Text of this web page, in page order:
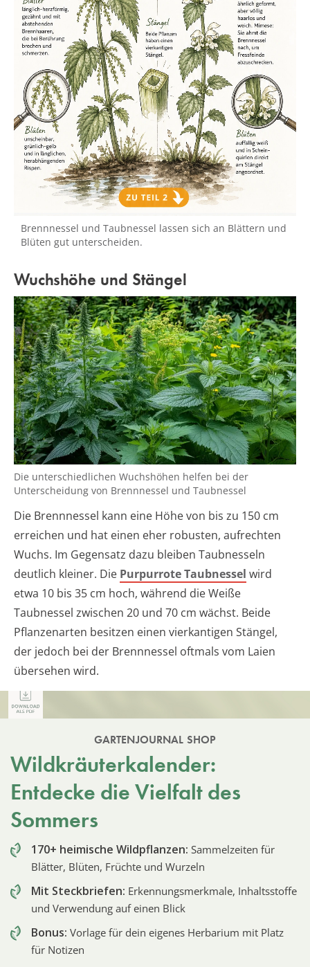
Brennnessel und Taubnessel lassen sich an Blättern und
Blüten gut unterscheiden.
Wuchshöhe und Stängel
Die unterschiedlichen Wuchshöhen helfen bei der
Unterscheidung von Brennnessel und Taubnessel
Die Brennnessel kann eine Höhe von bis zu 150 cm
erreichen und hat einen eher robusten, aufrechten
Wuchs. Im Gegensatz dazu bleiben Taubnesseln
deutlich kleiner. Die Purpurrote Taubnessel wird
etwa 10 bis 35 cm hoch, während die Weiße
Taubnessel zwischen 20 und 70 cm wächst. Beide
Pflanzenarten besitzen einen vierkantigen Stängel,
der jedoch bei der Brennnessel oftmals vom Laien
übersehen wird.
GARTENJOURNAL SHOP
Wildkräuterkalender:
Entdecke die Vielfalt des
Sommers
170+ heimische Wildpflanzen: Sammelzeiten für
Blätter, Blüten, Früchte und Wurzeln
Mit Steckbriefen: Erkennungsmerkmale, Inhaltsstoffe
und Verwendung auf einen Blick
Bonus: Vorlage für dein eigenes Herbarium mit Platz
für Notizen